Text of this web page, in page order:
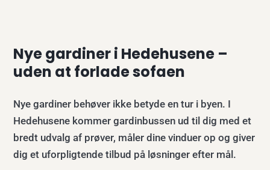
Nye gardiner i Hedehusene –
uden at forlade sofaen
Nye gardiner behøver ikke betyde en tur i byen. I
Hedehusene kommer gardinbussen ud til dig med et
bredt udvalg af prøver, måler dine vinduer op og giver
dig et uforpligtende tilbud på løsninger efter mål.